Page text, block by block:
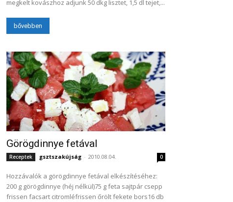
megkelt kovászhoz adjunk 50 dkg lisztet, 1,5 dl tejet,...
bővebben
Görögdinnye fetával
Receptek gsztszakújság - 2010.08.04. 0
Hozzávalók a görögdinnye fetával elkészítéséhez:
200 g görögdinnye (héj nélkül)75 g feta sajtpár csepp
frissen facsart citromléfrissen őrölt fekete bors16 db